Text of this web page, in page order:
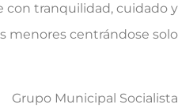
con tranquilidad, cuidado y
menores centrándose solo
Grupo Municipal Socialista